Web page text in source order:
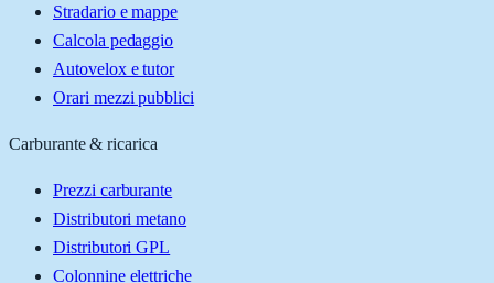
Stradario e mappe
Calcola pedaggio
Autovelox e tutor
Orari mezzi pubblici
Carburante & ricarica
Prezzi carburante
Distributori metano
Distributori GPL
Colonnine elettriche